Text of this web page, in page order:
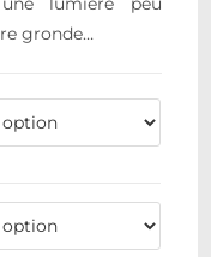
gronde…